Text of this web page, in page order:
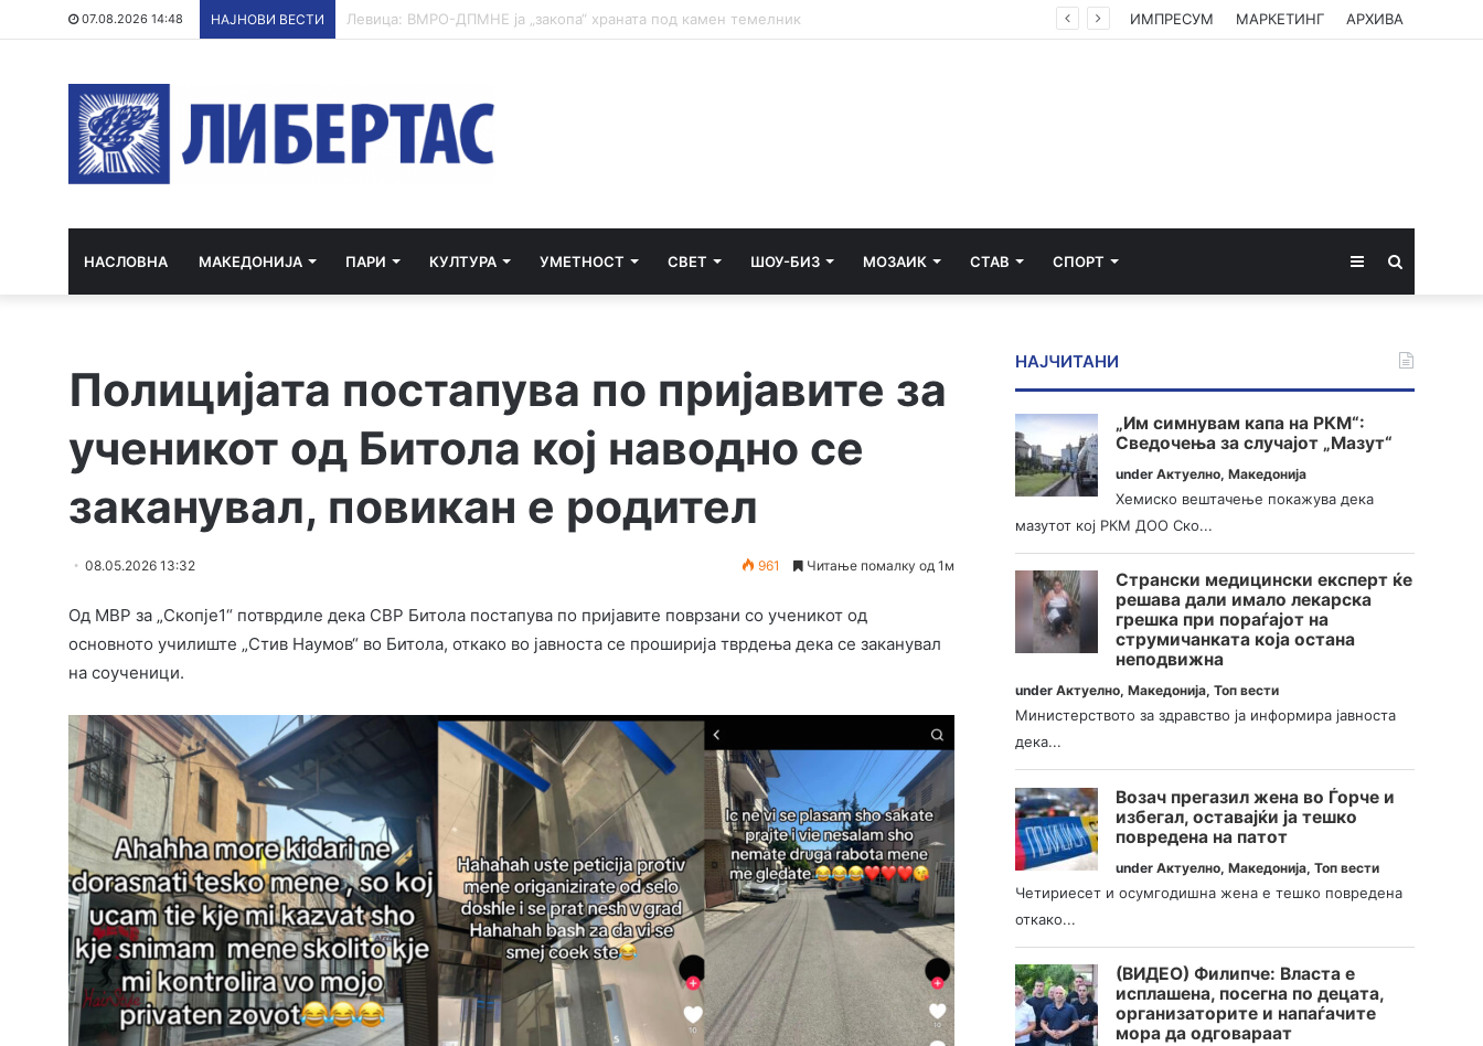
07.08.2026 14:48 НАЈНОВИ ВЕСТИ ХИПЕРХЛОРИРАЊЕ НА ТАЛОГОТ ИМПРЕСУМ МАРКЕТИНГ АРХИВА
НАСЛОВНА МАКЕДОНИЈА ПАРИ КУЛТУРА УМЕТНОСТ СВЕТ ШОУ-БИЗ МОЗАИК СТАВ СПОРТ Sidebar
Полицијата постапува по пријавите за
ученикот од Битола кој наводно се
заканувал, повикан е родител
08.05.2026 13:32 961 Читање помалку од 1м
Од МВР за „Скопје1“ потврдиле дека СВР Битола постапува по пријавите поврзани со ученикот од
основното училиште „Стив Наумов“ во Битола, откако во јавноста се проширија тврдења дека се заканувал
на соученици.
НАЈЧИТАНИ
„Им симнувам капа на РКМ“:
Сведочења за случајот „Мазут“
underАктуелно,Македонија
Хемиско вештачење покажува дека
мазутот кој РКМ ДОО Ско...
Странски медицински експерт ќе
решава дали имало лекарска
грешка при пораѓајот на
струмичанката која остана
неподвижна
underАктуелно,Македонија,Топ вести
Министерството за здравство ја информира јавноста
дека...
Возач прегазил жена во Ѓорче и
избегал, оставајќи ја тешко
повредена на патот
underАктуелно,Македонија,Топ вести
Четириесет и осумгодишна жена е тешко повредена
откако...
(ВИДЕО) Филипче: Власта е
исплашена, посегна по децата,
организаторите и напаѓачите
мора да одговараат